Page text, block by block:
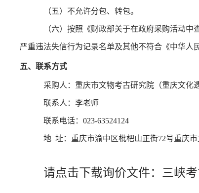
（五）不允许分包、转包。
（六）按照《财政部关于在政府采购活动
严重违法失信行为记录名单及其他不符合《中华人
五、联系方式
采购人：重庆市文物考古研究院（重庆文化
联系人：李老师
联系电话：023-63524124
地 址：重庆市渝中区枇杷山正街72号重庆
请点击下载询价文件： 三峡